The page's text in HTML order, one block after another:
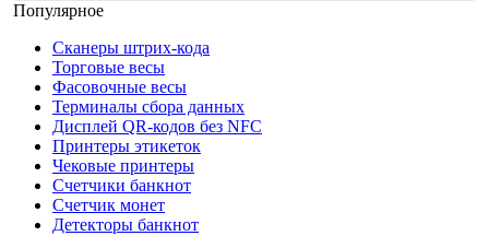
Популярное
Сканеры штрих-кода
Торговые весы
Фасовочные весы
Терминалы сбора данных
Дисплей QR-кодов без NFC
Принтеры этикеток
Чековые принтеры
Счетчики банкнот
Счетчик монет
Детекторы банкнот